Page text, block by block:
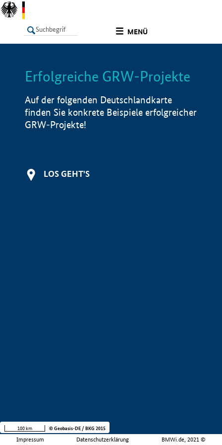
MENÜ
LISTE Info
Erfolgreiche GRW-Projekte
Auf der folgenden Deutschlandkarte
finden Sie konkrete Beispiele erfolgreicher
GRW-Projekte!
LOS GEHT'S
Impressum Datenschutzerklärung BMWi.de, 2021 ©
100 km © Geobasis-DE / BKG 2015